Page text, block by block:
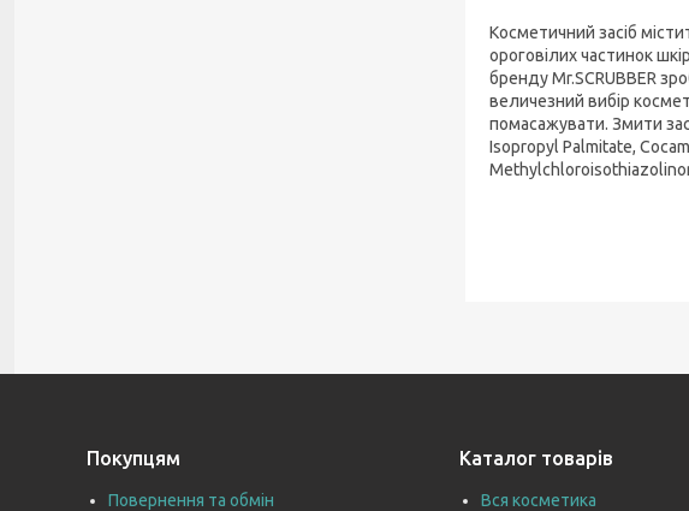
Косметичний засіб
ороговілих частинок
бренду Mr.SCRUBBER
величезний вибір
помасажувати. Змити
Isopropyl Palmitate,
Покупцям
Повернення та обмін
Каталог товарів
Вся косметика